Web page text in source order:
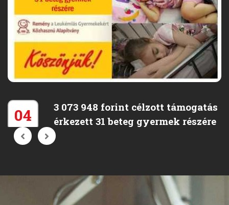
04
Aug
3 073 948 forint célzott támogatás
érkezett 31 beteg gyermek részére
megköszönni a segítségüket a családok nevében is,
amelyet továbbítottuk a számukra.